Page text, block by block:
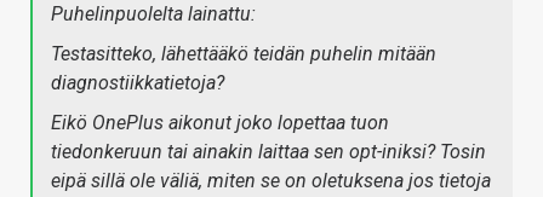
Puhelinpuolelta lainattu:
Testasitteko, lähettääkö teidän puhelin mitään
diagnostiikkatietoja?
Eikö OnePlus aikonut joko lopettaa tuon
tiedonkeruun tai ainakin laittaa sen opt-iniksi? Tosin
eipä sillä ole väliä, miten se on oletuksena jos tietoja